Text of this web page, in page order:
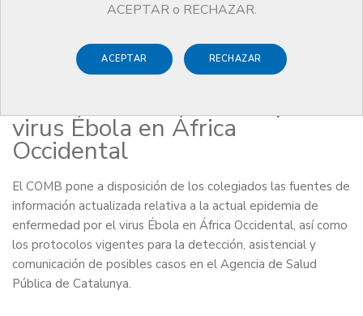
ACEPTAR o RECHAZAR.
ACEPTAR RECHAZAR
9 OCTUBRE DE 2014
Información actualizada sobre
el brote de enfermedad por
virus Ébola en África
Occidental
El COMB pone a disposición de los colegiados las fuentes de
información actualizada relativa a la actual epidemia de
enfermedad por el virus Ébola en África Occidental, así como
los protocolos vigentes para la detección, asistencial y
comunicación de posibles casos en el Agencia de Salud
Pública de Catalunya.